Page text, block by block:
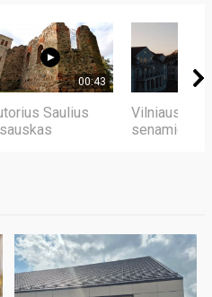
00:43
Saulius
Vilniaus
senamiestis